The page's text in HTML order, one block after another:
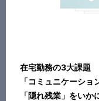
在宅勤務の3大課題
「コミュニケーショ
「隠れ残業」をいか